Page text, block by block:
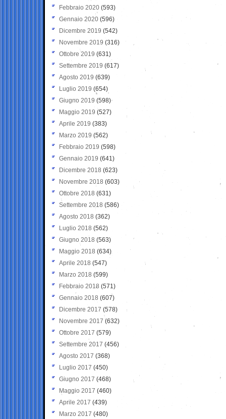
Febbraio 2020 (593)
Gennaio 2020 (596)
Dicembre 2019 (542)
Novembre 2019 (316)
Ottobre 2019 (631)
Settembre 2019 (617)
Agosto 2019 (639)
Luglio 2019 (654)
Giugno 2019 (598)
Maggio 2019 (527)
Aprile 2019 (383)
Marzo 2019 (562)
Febbraio 2019 (598)
Gennaio 2019 (641)
Dicembre 2018 (623)
Novembre 2018 (603)
Ottobre 2018 (631)
Settembre 2018 (586)
Agosto 2018 (362)
Luglio 2018 (562)
Giugno 2018 (563)
Maggio 2018 (634)
Aprile 2018 (547)
Marzo 2018 (599)
Febbraio 2018 (571)
Gennaio 2018 (607)
Dicembre 2017 (578)
Novembre 2017 (632)
Ottobre 2017 (579)
Settembre 2017 (456)
Agosto 2017 (368)
Luglio 2017 (450)
Giugno 2017 (468)
Maggio 2017 (460)
Aprile 2017 (439)
Marzo 2017 (480)